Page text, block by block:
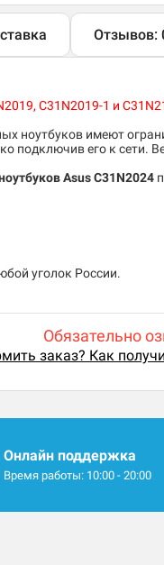
Отзывов:
C31N2019-1 и
ноутбуков имеют
подключив его к сети.
Asus C31N2024
уголок России.
Обязательно
заказ? Как
Онлайн поддержка
Время работы: 10:00 - 20:00